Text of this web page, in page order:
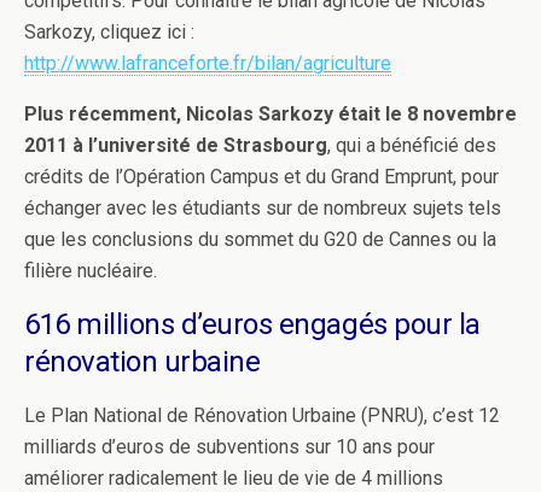
Sarkozy, cliquez ici :
http://www.lafranceforte.fr/bilan/agriculture
Plus récemment, Nicolas Sarkozy était le 8 novembre
2011 à l’université de Strasbourg, qui a bénéficié des
crédits de l’Opération Campus et du Grand Emprunt, pour
échanger avec les étudiants sur de nombreux sujets tels
que les conclusions du sommet du G20 de Cannes ou la
filière nucléaire.
616 millions d’euros engagés pour la
rénovation urbaine
Le Plan National de Rénovation Urbaine (PNRU), c’est 12
milliards d’euros de subventions sur 10 ans pour
améliorer radicalement le lieu de vie de 4 millions